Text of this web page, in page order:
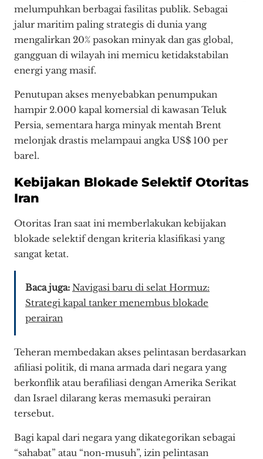
melumpuhkan berbagai fasilitas publik. Sebagai
jalur maritim paling strategis di dunia yang
mengalirkan 20% pasokan minyak dan gas global,
gangguan di wilayah ini memicu ketidakstabilan
energi yang masif.
Penutupan akses menyebabkan penumpukan
hampir 2.000 kapal komersial di kawasan Teluk
Persia, sementara harga minyak mentah Brent
melonjak drastis melampaui angka US$ 100 per
barel.
Kebijakan Blokade Selektif Otoritas
Iran
Otoritas Iran saat ini memberlakukan kebijakan
blokade selektif dengan kriteria klasifikasi yang
sangat ketat.
Baca juga: Navigasi baru di selat Hormuz:
Strategi kapal tanker menembus blokade
perairan
Teheran membedakan akses pelintasan berdasarkan
afiliasi politik, di mana armada dari negara yang
berkonflik atau berafiliasi dengan Amerika Serikat
dan Israel dilarang keras memasuki perairan
tersebut.
Bagi kapal dari negara yang dikategorikan sebagai
“sahabat” atau “non-musuh”, izin pelintasan